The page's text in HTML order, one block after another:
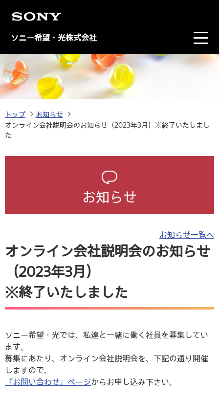
ソニー希望・光株式会社
トップ
お知らせ
オンライン会社説明会のお知らせ（2023年3月）※終了いたしまし
た
お知らせ
お知らせ一覧へ
オンライン会社説明会のお知らせ
（2023年3月）
※終了いたしました
ソニー希望・光では、私達と一緒に働く社員を募集してい
ます。
募集にあたり、オンライン会社説明会を、下記の通り開催
しますので、
『お問い合わせ』ページからお申し込み下さい。